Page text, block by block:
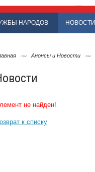
НАРОДОВ НОВОСТИ
Анонсы и Новости
не найден!
к списку